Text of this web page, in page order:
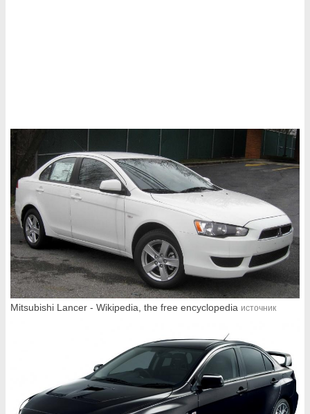
Mitsubishi Lancer - Wikipedia, the free encyclopedia источник